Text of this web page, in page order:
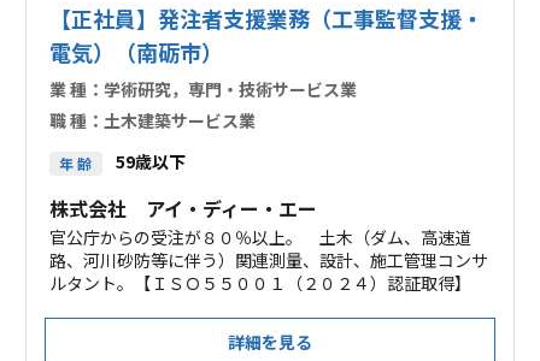
【正社員】発注者支援業務（工事監督支援・
電気）（南砺市）
業 種： 学術研究，専門・技術サービス業
職 種： 土木建築サービス業
年 齢 59歳以下
株式会社 アイ・ディー・エー
官公庁からの受注が８０％以上。 土木（ダム、高速道
路、河川砂防等に伴う）関連測量、設計、施工管理コンサ
ルタント。【ＩＳＯ５５００１（２０２４）認証取得】
詳細を見る